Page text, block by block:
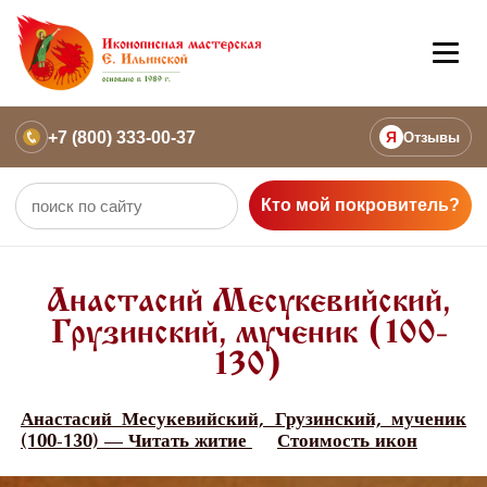
+7 (800) 333-00-37 Я Отзывы
Кто мой покровитель?
Анастасий Месукевийский,
Грузинский, мученик (100-
130)
Анастасий Месукевийский, Грузинский, мученик
(100-130) — Читать житие
Стоимость икон